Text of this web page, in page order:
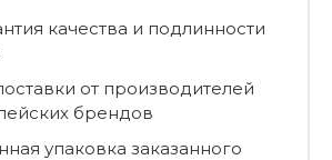
качества и подлинности
от производителей
брендов
упаковка заказанного